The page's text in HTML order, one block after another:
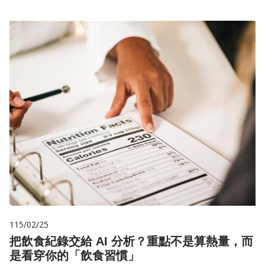
115/02/25
把飲食紀錄交給 AI 分析？重點不是算熱量，而
是看穿你的「飲食習慣」